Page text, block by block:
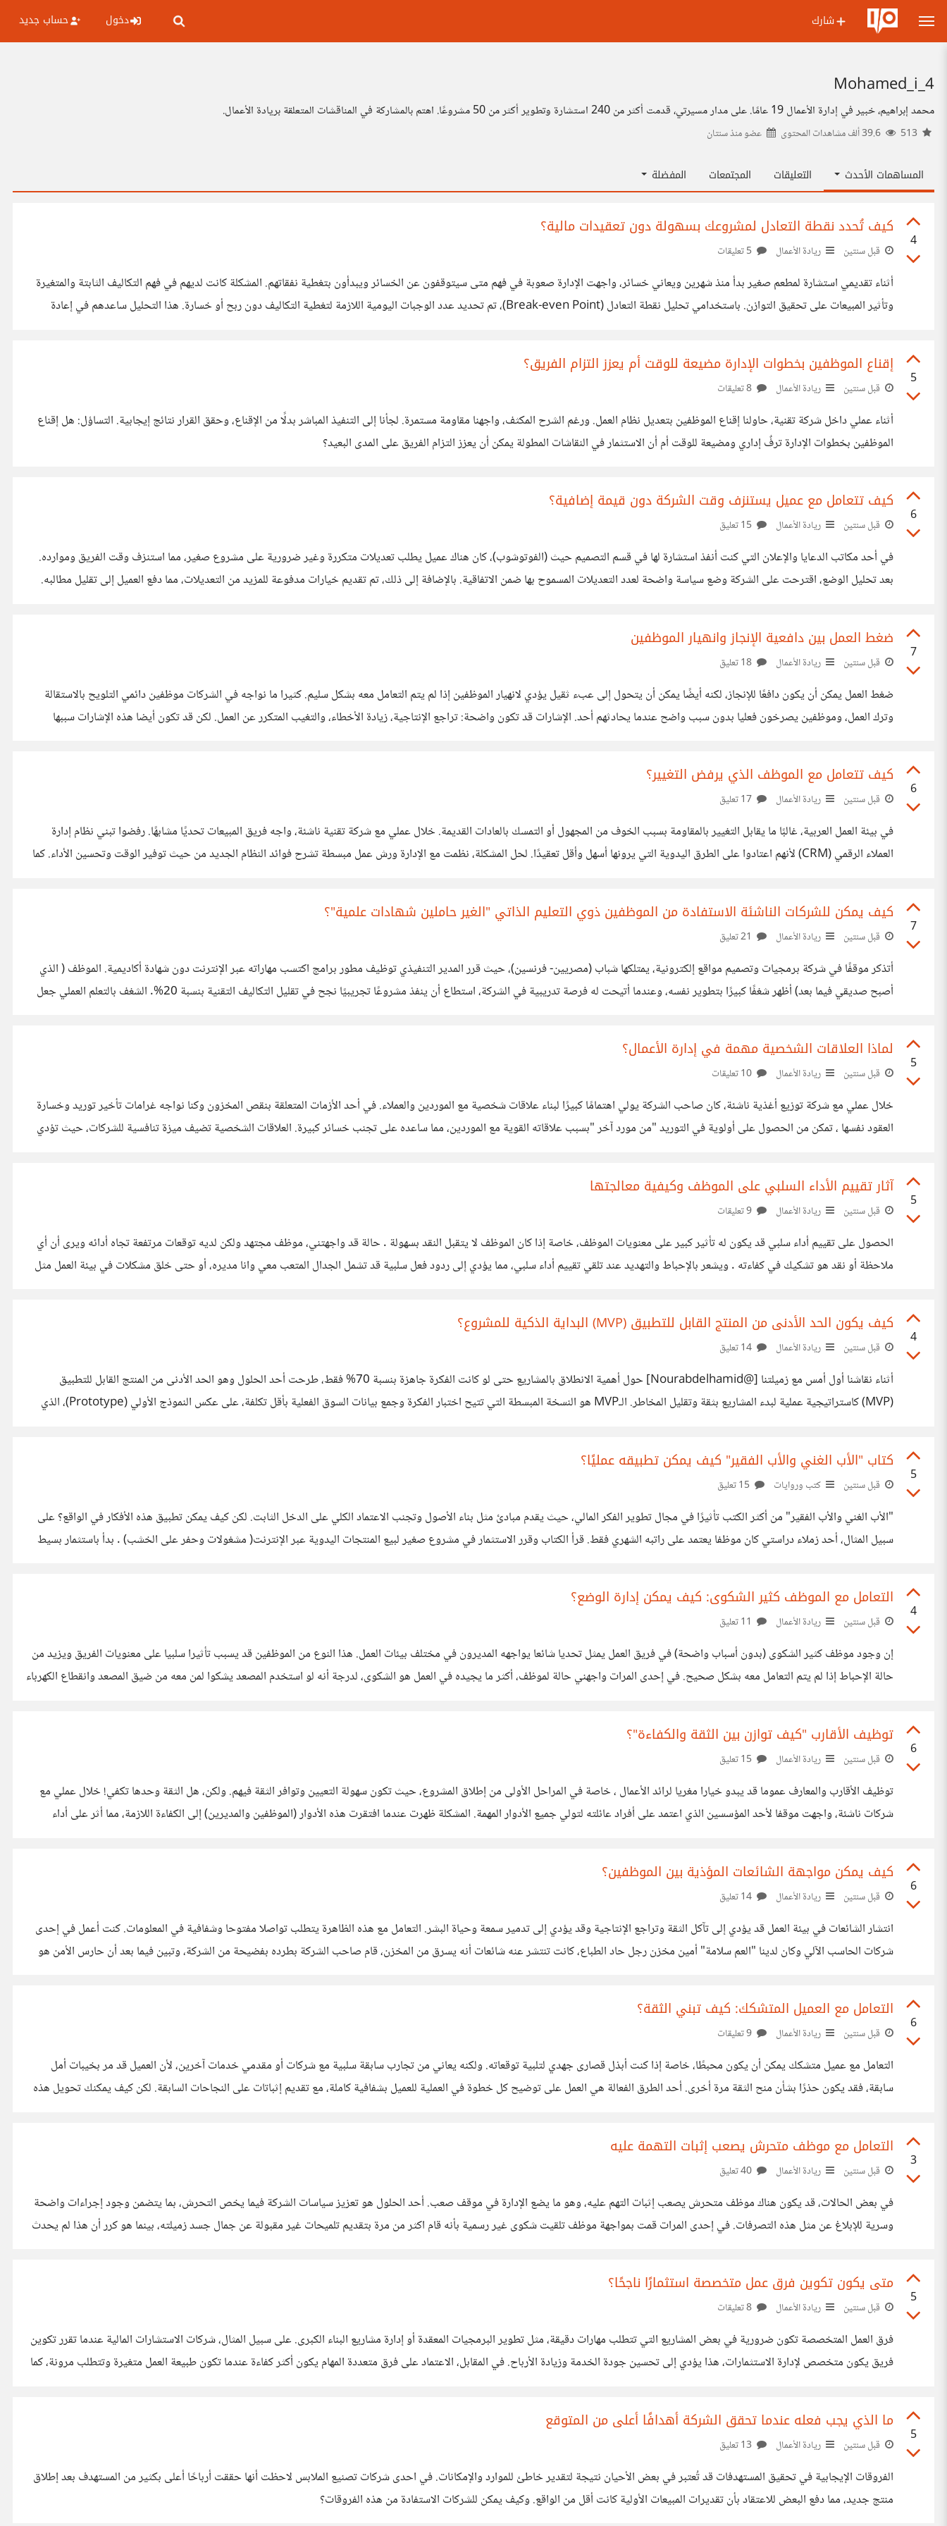
شارك دخول حساب جديد
Mohamed_i_4
محمد إبراهيم، خبير في إدارة الأعمال 19 عامًا. على مدار مسيرتي، قدمت أكثر من 240 استشارة وتطوير أكثر من 50 مشروعًا. اهتم بالمشاركة في المناقشات المتعلقة بريادة الأعمال.
عضو منذسنتان
المساهمات الأحدث التعليقات المجتمعات المفضلة
4
كيف تُحدد نقطة التعادل لمشروعك بسهولة دون تعقيدات مالية؟
قبل سنتين ريادة الأعمال
أثناء تقديمي استشارة لمطعم صغير بدأ منذ شهرين ويعاني خسائر، واجهت الإدارة صعوبة في فهم متى سيتوقفون عن الخسائر ويبدأون بتغطية نفقاتهم. المشكلة كانت لديهم في فهم التكاليف الثابتة والمتغيرة
وتأثير المبيعات على تحقيق التوازن. باستخدامي تحليل نقطة التعادل (Break-even Point)، تم تحديد عدد الوجبات اليومية اللازمة لتغطية التكاليف دون ربح أو خسارة. هذا التحليل ساعدهم في إعادة
5
إقناع الموظفين بخطوات الإدارة مضيعة للوقت أم يعزز التزام الفريق؟
قبل سنتين ريادة الأعمال
أثناء عملي داخل شركة تقنية، حاولنا إقناع الموظفين بتعديل نظام العمل. ورغم الشرح المكثف، واجهنا مقاومة مستمرة. لجأنا إلى التنفيذ المباشر بدلًا من الإقناع، وحقق القرار نتائج إيجابية. التساؤل: هل إقناع
الموظفين بخطوات الإدارة ترفٌ إداري ومضيعة للوقت أم أن الاستثمار في النقاشات المطولة يمكن أن يعزز التزام الفريق على المدى البعيد؟
6
كيف تتعامل مع عميل يستنزف وقت الشركة دون قيمة إضافية؟
قبل سنتين ريادة الأعمال
في أحد مكاتب الدعايا والإعلان التي كنت أنفذ استشارة لها في قسم التصميم حيث (الفوتوشوب)، كان هناك عميل يطلب تعديلات متكررة وغير ضرورية على مشروع صغير، مما استنزف وقت الفريق وموارده.
بعد تحليل الوضع، اقترحت على الشركة وضع سياسة واضحة لعدد التعديلات المسموح بها ضمن الاتفاقية. بالإضافة إلى ذلك، تم تقديم خيارات مدفوعة للمزيد من التعديلات، مما دفع العميل إلى تقليل مطالبه.
7
ضغط العمل بين دافعية الإنجاز وانهيار الموظفين
قبل سنتين ريادة الأعمال
ضغط العمل يمكن أن يكون دافعًا للإنجاز، لكنه أيضًا يمكن أن يتحول إلى عبء ثقيل يؤدي لانهيار الموظفين إذا لم يتم التعامل معه بشكل سليم. كثيرا ما نواجه في الشركات موظفين دائمي التلويح بالاستقالة
وترك العمل، وموظفين يصرخون فعليا بدون سبب واضح عندما يحادثهم أحد. الإشارات قد تكون واضحة: تراجع الإنتاجية، زيادة الأخطاء، والتغيب المتكرر عن العمل. لكن قد تكون أيضا هذه الإشارات سببها
6
كيف تتعامل مع الموظف الذي يرفض التغيير؟
قبل سنتين ريادة الأعمال
في بيئة العمل العربية، غالبًا ما يقابل التغيير بالمقاومة بسبب الخوف من المجهول أو التمسك بالعادات القديمة. خلال عملي مع شركة تقنية ناشئة، واجه فريق المبيعات تحديًا مشابهًا. رفضوا تبني نظام إدارة
العملاء الرقمي (CRM) لأنهم اعتادوا على الطرق اليدوية التي يرونها أسهل وأقل تعقيدًا. لحل المشكلة، نظمت مع الإدارة ورش عمل مبسطة تشرح فوائد النظام الجديد من حيث توفير الوقت وتحسين الأداء. كما
7
كيف يمكن للشركات الناشئة الاستفادة من الموظفين ذوي التعليم الذاتي "الغير حاملين شهادات علمية"؟
قبل سنتين ريادة الأعمال
أتذكر موقفًا في شركة برمجيات وتصميم مواقع إلكترونية، يمتلكها شباب (مصريين- فرنسين)، حيث قرر المدير التنفيذي توظيف مطور برامج اكتسب مهاراته عبر الإنترنت دون شهادة أكاديمية. الموظف ( الذي
أصبح صديقي فيما بعد) أظهر شغفًا كبيرًا بتطوير نفسه، وعندما أتيحت له فرصة تدريبية في الشركة، استطاع أن ينفذ مشروعًا تجريبيًا نجح في تقليل التكاليف التقنية بنسبة 20%. الشغف بالتعلم العملي جعل
5
لماذا العلاقات الشخصية مهمة في إدارة الأعمال؟
قبل سنتين ريادة الأعمال
خلال عملي مع شركة توزيع أغذية ناشئة، كان صاحب الشركة يولي اهتمامًا كبيرًا لبناء علاقات شخصية مع الموردين والعملاء. في أحد الأزمات المتعلقة بنقص المخزون وكنا نواجه غرامات تأخير توريد وخسارة
العقود نفسها ، تمكن من الحصول على أولوية في التوريد "من مورد آخر "بسبب علاقاته القوية مع الموردين، مما ساعده على تجنب خسائر كبيرة. العلاقات الشخصية تضيف ميزة تنافسية للشركات، حيث تؤدي
5
آثار تقييم الأداء السلبي على الموظف وكيفية معالجتها
قبل سنتين ريادة الأعمال
الحصول على تقييم أداء سلبي قد يكون له تأثير كبير على معنويات الموظف، خاصة إذا كان الموظف لا يتقبل النقد بسهولة . حالة قد واجهتني، موظف مجتهد ولكن لديه توقعات مرتفعة تجاه أدائه ويرى أن أي
ملاحظة أو نقد هو تشكيك في كفاءته . ويشعر بالإحباط والتهديد عند تلقي تقييم أداء سلبي، مما يؤدي إلى ردود فعل سلبية قد تشمل الجدال المتعب معي وانا مديره، أو حتى خلق مشكلات في بيئة العمل مثل
4
كيف يكون الحد الأدنى من المنتج القابل للتطبيق (MVP) البداية الذكية للمشروع؟
قبل سنتين ريادة الأعمال
أثناء نقاشنا أول أمس مع زميلتنا [@Nourabdelhamid] حول أهمية الانطلاق بالمشاريع حتى لو كانت الفكرة جاهزة بنسبة 70% فقط، طرحت أحد الحلول وهو الحد الأدنى من المنتج القابل للتطبيق
(MVP) كاستراتيجية عملية لبدء المشاريع بثقة وتقليل المخاطر. الـMVP هو النسخة المبسطة التي تتيح اختبار الفكرة وجمع بيانات السوق الفعلية بأقل تكلفة، على عكس النموذج الأولي (Prototype)، الذي
5
كتاب "الأب الغني والأب الفقير" كيف يمكن تطبيقه عمليًا؟
قبل سنتين كتب وروايات
"الأب الغني والأب الفقير" من أكثر الكتب تأثيرًا في مجال تطوير الفكر المالي، حيث يقدم مبادئ مثل بناء الأصول وتجنب الاعتماد الكلي على الدخل الثابت. لكن كيف يمكن تطبيق هذه الأفكار في الواقع؟ على
سبيل المثال، أحد زملاء دراستي كان موظفا يعتمد على راتبه الشهري فقط. قرأ الكتاب وقرر الاستثمار في مشروع صغير لبيع المنتجات اليدوية عبر الإنترنت( مشغولات وحفر على الخشب) . بدأ باستثمار بسيط
4
التعامل مع الموظف كثير الشكوى: كيف يمكن إدارة الوضع؟
قبل سنتين ريادة الأعمال
إن وجود موظف كثير الشكوى (بدون أسباب واضحة) في فريق العمل يمثل تحديا شائعا يواجهه المديرون في مختلف بيئات العمل. هذا النوع من الموظفين قد يسبب تأثيرا سلبيا على معنويات الفريق ويزيد من
حالة الإحباط إذا لم يتم التعامل معه بشكل صحيح. في إحدى المرات واجهني حالة لموظف، أكثر ما يجيده في العمل هو الشكوى، لدرجة أنه لو استخدم المصعد يشكوا لمن معه من ضيق المصعد وانقطاع الكهرباء
6
توظيف الأقارب "كيف توازن بين الثقة والكفاءة"؟
قبل سنتين ريادة الأعمال
توظيف الأقارب والمعارف عموما قد يبدو خيارا مغريا لرائد الأعمال ، خاصة في المراحل الأولى من إطلاق المشروع، حيث تكون سهولة التعيين وتوافر الثقة فيهم. ولكن، هل الثقة وحدها تكفي! خلال عملي مع
شركات ناشئة، واجهت موقفا لأحد المؤسسين الذي اعتمد على أفراد عائلته لتولي جميع الأدوار المهمة. المشكلة ظهرت عندما افتقرت هذه الأدوار (الموظفين والمديرين) إلى الكفاءة اللازمة، مما أثر على أداء
6
كيف يمكن مواجهة الشائعات المؤذية بين الموظفين؟
قبل سنتين ريادة الأعمال
انتشار الشائعات في بيئة العمل قد يؤدي إلى تآكل الثقة وتراجع الإنتاجية وقد يؤدي إلى تدمير سمعة وحياة البشر. التعامل مع هذه الظاهرة يتطلب تواصلا مفتوحا وشفافية في المعلومات. كنت أعمل في إحدى
شركات الحاسب الآلي وكان لدينا "العم سلامة" أمين مخزن رجل حاد الطباع، كانت تنتشر عنه شائعات أنه يسرق من المخزن، قام صاحب الشركة بطرده بفضيحة من الشركة، وتبين فيما بعد أن حارس الأمن هو
6
التعامل مع العميل المتشكك: كيف تبني الثقة؟
قبل سنتين ريادة الأعمال
التعامل مع عميل متشكك يمكن أن يكون محبطًا، خاصة إذا كنت أبذل قصارى جهدي لتلبية توقعاته. ولكنه يعاني من تجارب سابقة سلبية مع شركات أو مقدمي خدمات آخرين، لأن العميل قد مر بخيبات أمل
سابقة، فقد يكون حذرًا بشأن منح الثقة مرة أخرى. أحد الطرق الفعالة هي العمل على توضيح كل خطوة في العملية للعميل بشفافية كاملة، مع تقديم إثباتات على النجاحات السابقة. لكن كيف يمكنك تحويل هذه
3
التعامل مع موظف متحرش يصعب إثبات التهمة عليه
قبل سنتين ريادة الأعمال
في بعض الحالات، قد يكون هناك موظف متحرش يصعب إثبات التهم عليه، وهو ما يضع الإدارة في موقف صعب. أحد الحلول هو تعزيز سياسات الشركة فيما يخص التحرش، بما يتضمن وجود إجراءات واضحة
وسرية للإبلاغ عن مثل هذه التصرفات. في إحدى المرات قمت بمواجهة موظف تلقيت شكوى غير رسمية بأنه قام اكثر من مرة بتقديم تلميحات غير مقبولة عن جمال جسد زميلته، بينما هو كرر أن هذا لم يحدث
5
متى يكون تكوين فرق عمل متخصصة استثمارًا ناجحًا؟
قبل سنتين ريادة الأعمال
فرق العمل المتخصصة تكون ضرورية في بعض المشاريع التي تتطلب مهارات دقيقة، مثل تطوير البرمجيات المعقدة أو إدارة مشاريع البناء الكبرى. على سبيل المثال، شركات الاستشارات المالية عندما تقرر تكوين
فريق يكون متخصص لإدارة الاستثمارات، هذا يؤدي إلى تحسين جودة الخدمة وزيادة الأرباح. في المقابل، الاعتماد على فرق متعددة المهام يكون أكثر كفاءة عندما تكون طبيعة العمل متغيرة وتتطلب مرونة، كما
5
ما الذي يجب فعله عندما تحقق الشركة أهدافًا أعلى من المتوقع
قبل سنتين ريادة الأعمال
الفروقات الإيجابية في تحقيق المستهدفات قد تُعتبر في بعض الأحيان نتيجة لتقدير خاطئ للموارد والإمكانات. في احدى شركات تصنيع الملابس لاحظت أنها حققت أرباحًا أعلى بكثير من المستهدف بعد إطلاق
منتج جديد، مما دفع البعض للاعتقاد بأن تقديرات المبيعات الأولية كانت أقل من الواقع. وكيف يمكن للشركات الاستفادة من هذه الفروقات؟